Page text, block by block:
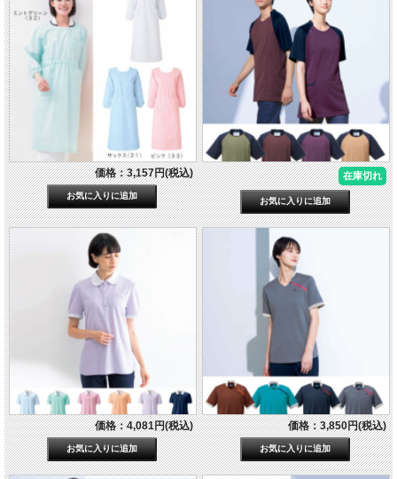
価格：3,157円(税込) 在庫切れ
価格：4,081円(税込) 価格：3,850円(税込)